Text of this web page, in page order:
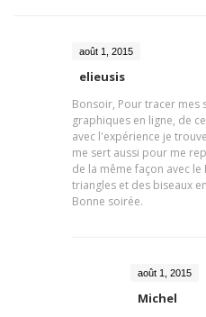
août 1, 2015
elieusis
Bonsoir, Pour tracer mes
graphiques en ligne, de
avec l'expérience je
me sert aussi pour me
de la même façon avec le
triangles et des biseaux
Bonne soirée.
août 1, 2015
Michel